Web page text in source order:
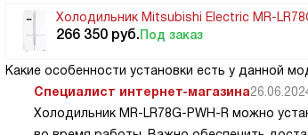
Холодильник Mitsubishi Electric MR-
266 350 руб.Под заказ
Какие особенности установки есть у данной
Специалист интернет-магазина
Холодильник MR-LR78G-PWH-R можно